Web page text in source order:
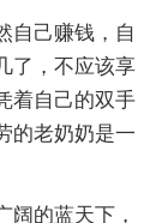
自己赚钱，自
了，不应该享
着自己的双手
的老奶奶是一
阔的蓝天下，